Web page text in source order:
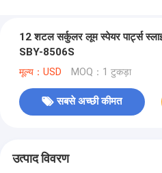
12 शटल सर्कुलर लूम स्पेयर पार्ट्स
SBY-8506S
मूल्य：USD MOQ：1 टुकड़ा
सबसे अच्छी कीमत
उत्पाद विवरण